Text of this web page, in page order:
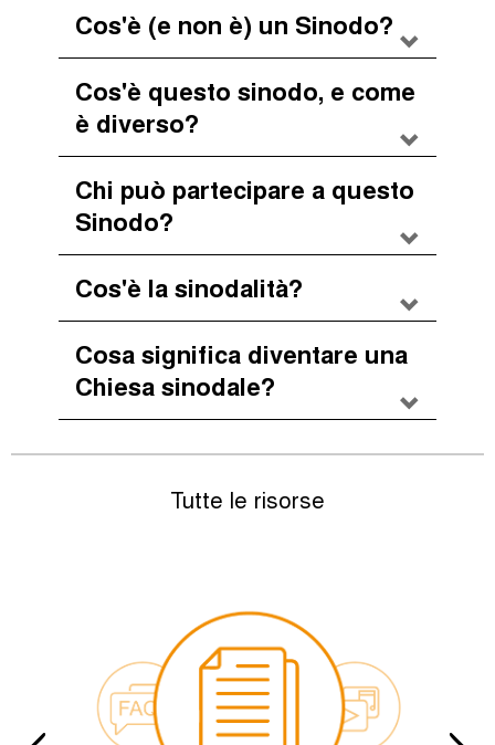
Cos'è (e non è) un Sinodo?
Cos'è questo sinodo, e come
è diverso?
Chi può partecipare a questo
Sinodo?
Cos'è la sinodalità?
Cosa significa diventare una
Chiesa sinodale?
Tutte le risorse